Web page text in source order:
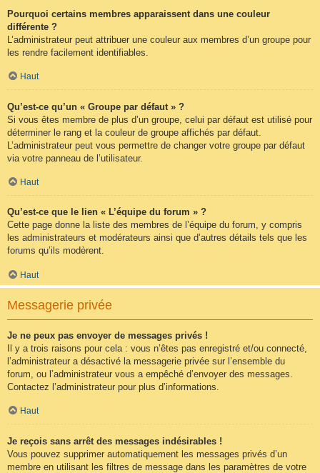
Pourquoi certains membres apparaissent dans une couleur
différente ?
L’administrateur peut attribuer une couleur aux membres d’un groupe pour
les rendre facilement identifiables.
Haut
Qu’est-ce qu’un « Groupe par défaut » ?
Si vous êtes membre de plus d’un groupe, celui par défaut est utilisé pour
déterminer le rang et la couleur de groupe affichés par défaut.
L’administrateur peut vous permettre de changer votre groupe par défaut
via votre panneau de l’utilisateur.
Haut
Qu’est-ce que le lien « L’équipe du forum » ?
Cette page donne la liste des membres de l’équipe du forum, y compris
les administrateurs et modérateurs ainsi que d’autres détails tels que les
forums qu’ils modèrent.
Haut
Messagerie privée
Je ne peux pas envoyer de messages privés !
Il y a trois raisons pour cela : vous n’êtes pas enregistré et/ou connecté,
l’administrateur a désactivé la messagerie privée sur l’ensemble du
forum, ou l’administrateur vous a empêché d’envoyer des messages.
Contactez l’administrateur pour plus d’informations.
Haut
Je reçois sans arrêt des messages indésirables !
Vous pouvez supprimer automatiquement les messages privés d’un
membre en utilisant les filtres de message dans les paramètres de votre